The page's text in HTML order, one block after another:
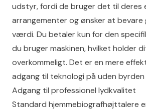
udstyr, fordi de bruger det til deres
arrangementer og ønsker at bevare
værdi. Du betaler kun for den
du bruger maskinen, hvilket holder
overkommeligt. Det er en mere
adgang til teknologi på uden byrden
Adgang til professionel lydkvalitet
Standard hjemmebiografhøjttalere